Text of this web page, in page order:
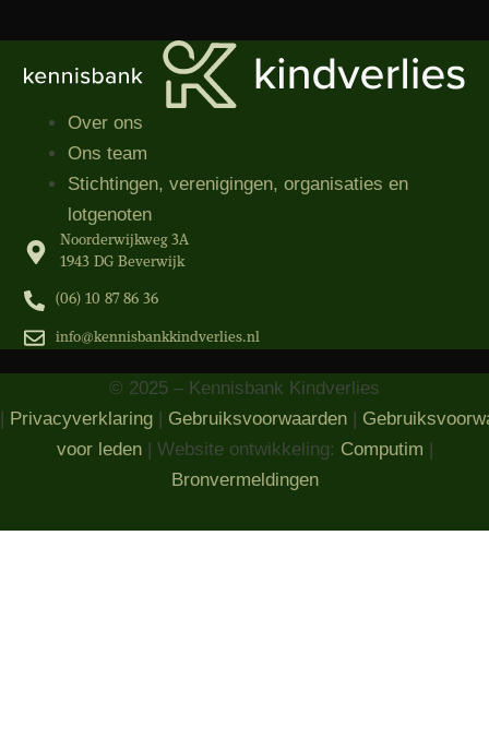
Over ons
Ons team
Stichtingen, verenigingen, organisaties​ en
lotgenoten
Noorderwijkweg 3A
1943 DG Beverwijk
(06) 10 87 86 36‬
info@kennisbankkindverlies.nl
© 2025 – Kennisbank Kindverlies
| Privacyverklaring | Gebruiksvoorwaarden |
voor leden| Website ontwikkeling: Computim |
Bronvermeldingen